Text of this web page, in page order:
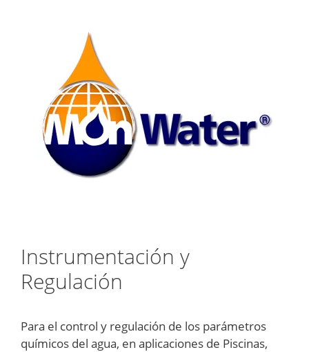
Instrumentación y
Regulación
Para el control y regulación de los parámetros
químicos del agua, en aplicaciones de Piscinas,